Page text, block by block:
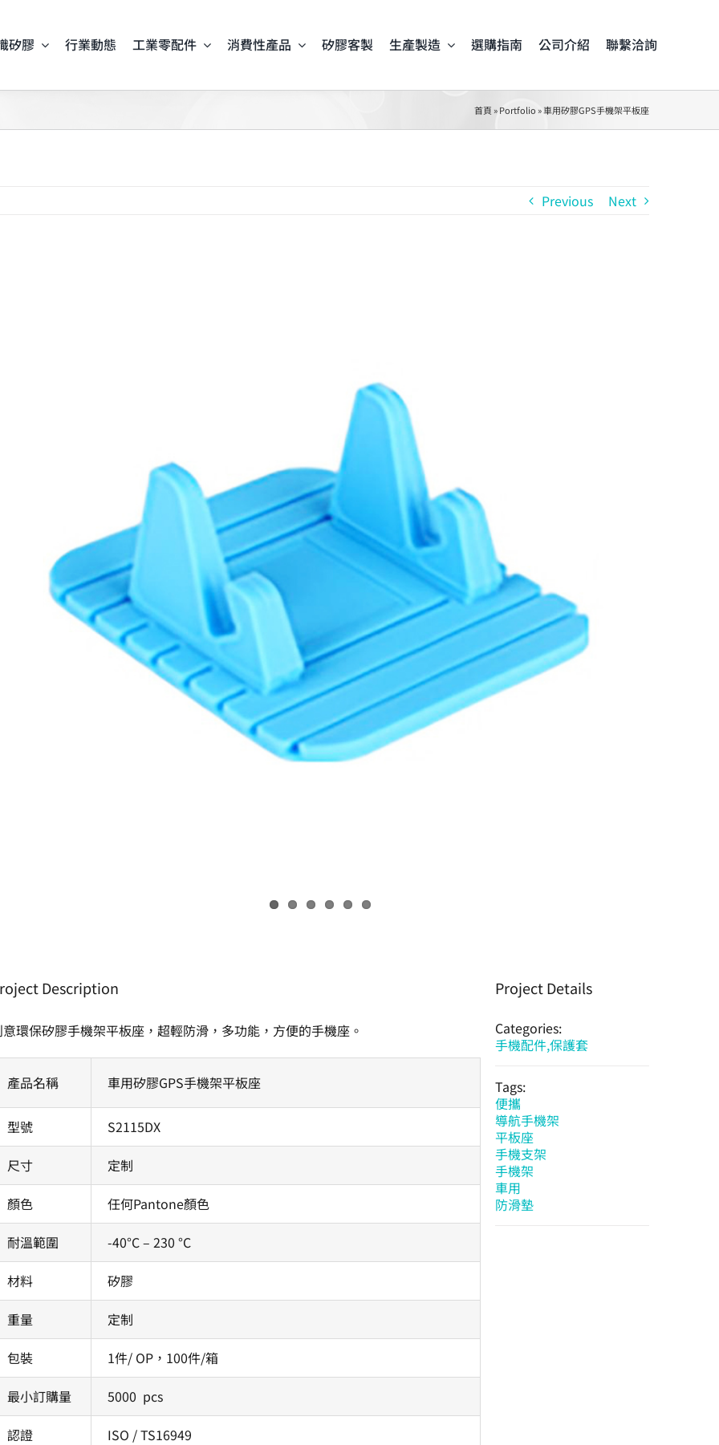
矽膠 行業動態 工業零配件 消費性產品 矽膠客製 生產製造 選購指南 公司介紹 聯繫洽詢
首頁 »Portfolio»車用矽膠GPS手機架平板座
Previous Next
Description
環保矽膠手機架平板座，超輕防滑，多功能，方便的手機座。
產品名稱 車用矽膠GPS手機架平板座
型號
S2115DX
尺寸
定制
顏色
任何Pantone顏色
耐溫範圍
-40°C – 230 °C
材料
矽膠
重量
定制
包裝
1件/ OP，100件/箱
最小訂購量
5000 pcs
認證
ISO / TS16949
Project Details
Categories:
手機配件,保護套
Tags:
便攜
導航手機架
平板座
手機支架
手機架
車用
防滑墊